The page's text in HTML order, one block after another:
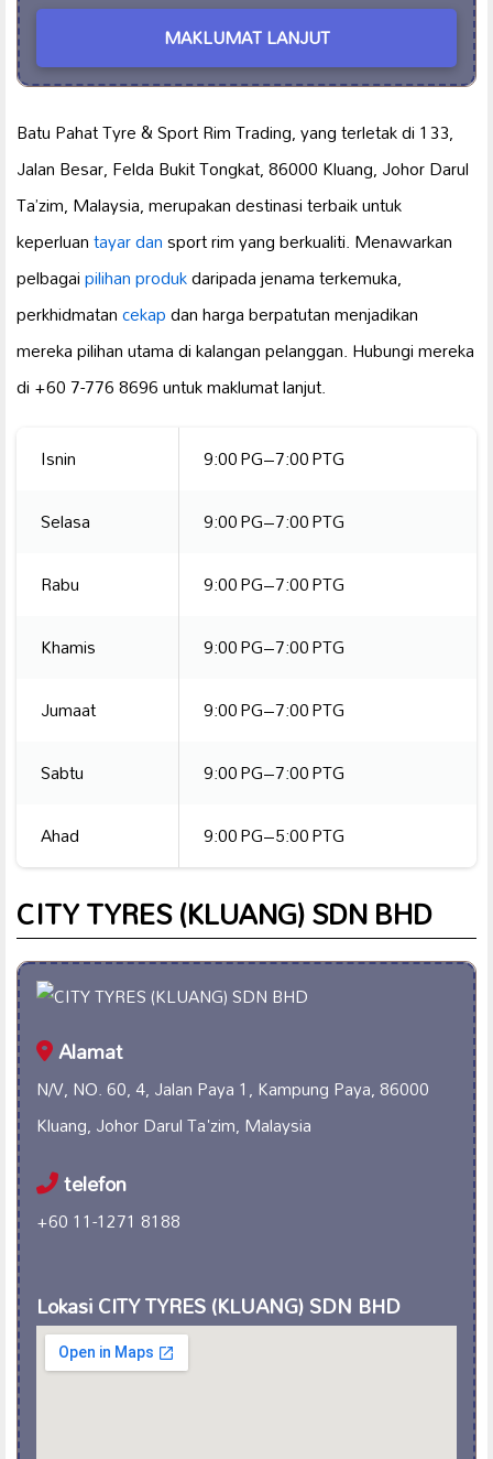
MAKLUMAT LANJUT
Batu Pahat Tyre & Sport Rim Trading, yang terletak di 133,
Jalan Besar, Felda Bukit Tongkat, 86000 Kluang, Johor Darul
Ta’zim, Malaysia, merupakan destinasi terbaik untuk
keperluantayar dansport rim yang berkualiti. Menawarkan
pelbagaipilihan produkdaripada jenama terkemuka,
perkhidmatancekapdan harga berpatutan menjadikan
mereka pilihan utama di kalangan pelanggan. Hubungi mereka
di +60 7-776 8696 untuk maklumat lanjut.
Isnin
9:00 PG–7:00 PTG
Selasa
9:00 PG–7:00 PTG
Rabu
9:00 PG–7:00 PTG
Khamis
9:00 PG–7:00 PTG
Jumaat
9:00 PG–7:00 PTG
Sabtu
9:00 PG–7:00 PTG
Ahad
9:00 PG–5:00 PTG
CITY TYRES (KLUANG) SDN BHD
Alamat
N/V, NO. 60, 4, Jalan Paya 1, Kampung Paya, 86000
Kluang, Johor Darul Ta'zim, Malaysia
telefon
+60 11-1271 8188
Lokasi CITY TYRES (KLUANG) SDN BHD